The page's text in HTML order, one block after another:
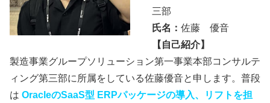
三部
氏名： 佐藤 優音
【自己紹介】
製造事業グループソリューション第一事業本部コンサルテ
ィング第三部に所属をしている佐藤優音と申します。普段
は OracleのSaaS型 ERPパッケージの導入、リフトを担